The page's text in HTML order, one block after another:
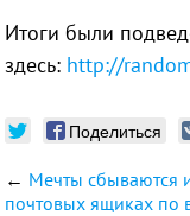
Итоги были
здесь: http://
Поделиться
← Мечты сбываются
почтовых ящиках по